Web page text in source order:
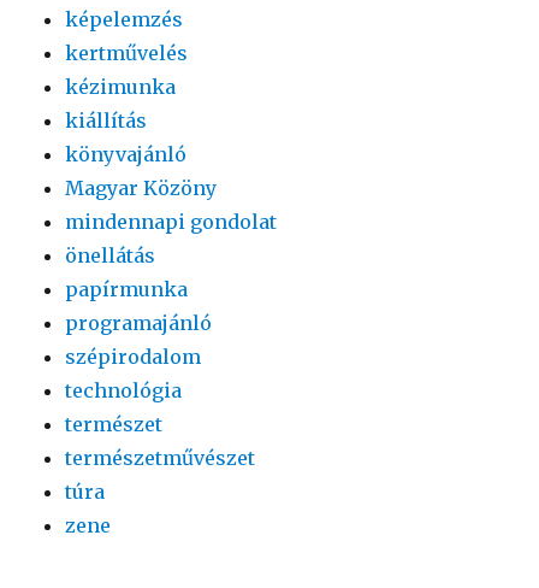
képelemzés
kertművelés
kézimunka
kiállítás
könyvajánló
Magyar Közöny
mindennapi gondolat
önellátás
papírmunka
programajánló
szépirodalom
technológia
természet
természetművészet
túra
zene